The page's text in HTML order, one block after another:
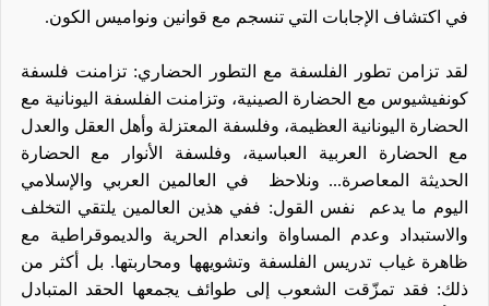
في اكتشاف الإجابات التي تنسجم مع قوانين ونواميس الكون.
لقد تزامن تطور الفلسفة مع التطور الحضاري: تزامنت فلسفة
كونفيشيوس مع الحضارة الصينية، وتزامنت الفلسفة اليونانية مع
الحضارة اليونانية العظيمة، وفلسفة المعتزلة وأهل العقل والعدل
مع الحضارة العربية العباسية، وفلسفة الأنوار مع الحضارة
الحديثة المعاصرة... ونلاحظ
في العالمين العربي والإسلامي
اليوم ما يدعم
نفس القول: ففي هذين العالمين يلتقي التخلف
والاستبداد وعدم المساواة وانعدام الحرية والديموقراطية مع
ظاهرة غياب تدريس الفلسفة وتشويهها ومحاربتها. بل أكثر من
ذلك: فقد تمزّقت الشعوب إلى طوائف يجمعها الحقد المتبادل